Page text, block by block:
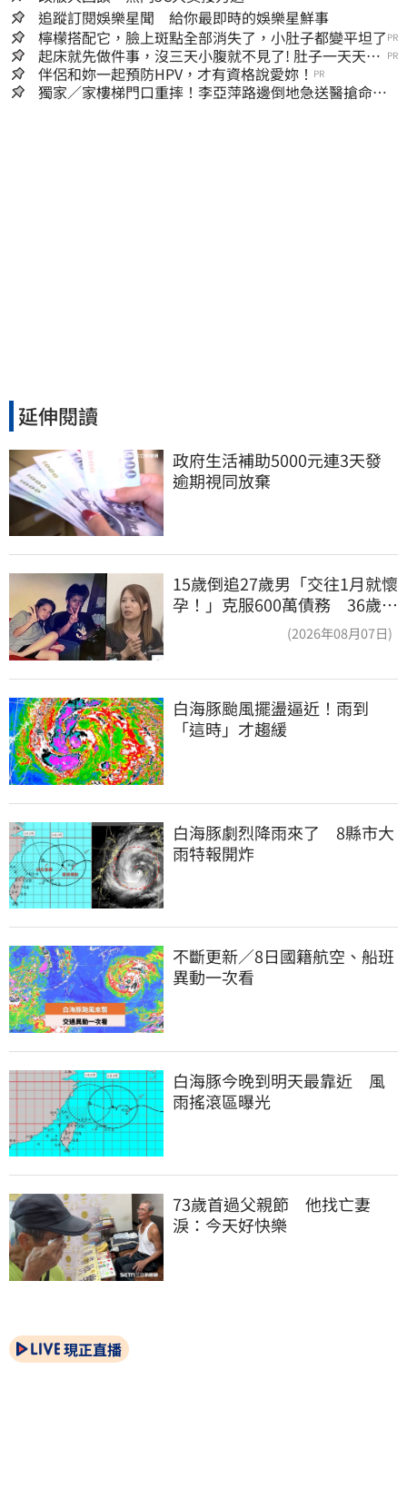
追蹤訂閱娛樂星聞 給你最即時的娛樂星鮮事
檸檬搭配它，臉上斑點全部消失了，小肚子都變平坦了 PR
起床就先做件事，沒三天小腹就不見了! 肚子一天天變
小！
PR
伴侶和妳一起預防HPV，才有資格說愛妳！ PR
獨家／家樓梯門口重摔！李亞萍路邊倒地急送醫搶命
延伸閱讀
政府生活補助5000元連3天發
逾期視同放棄
15歲倒追27歲男「交往1月就懷
孕！」克服600萬債務 36歲美
(2026年08月07日)
白海豚颱風擺盪逼近！雨到
「這時」才趨緩
白海豚劇烈降雨來了　8縣市大
雨特報開炸
不斷更新／8日國籍航空、船班
異動一次看
白海豚今晚到明天最靠近　風
雨搖滾區曝光
73歲首過父親節　他找亡妻
淚：今天好快樂
現正直播